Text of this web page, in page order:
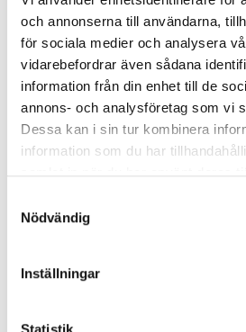
och annonserna till användarna,
för sociala medier och analysera
vidarebefordrar även sådana
information från din enhet till de
annons- och analysföretag som vi
Dessa kan i sin tur kombinera
information som du har
samlat in när du har använt deras
Nödvändig
Inställningar
Kristallerna, som bildas i detta
ytcentrerade gittret och
eller γ-järn (gamma-järn). Mer
hittar du i ”Järn och
Skänkmetallurgi och gjutning”.
under cirka 1000°C.